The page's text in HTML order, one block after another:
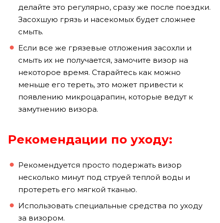
делайте это регулярно, сразу же после поездки.
Засохшую грязь и насекомых будет сложнее
смыть.
Если все же грязевые отложения засохли и
смыть их не получается, замочите визор на
некоторое время. Старайтесь как можно
меньше его тереть, это может привести к
появлению микроцарапин, которые ведут к
замутнению визора.
Рекомендации по уходу:
Рекомендуется просто подержать визор
несколько минут под струей теплой воды и
протереть его мягкой тканью.
Использовать специальные средства по уходу
за визором.